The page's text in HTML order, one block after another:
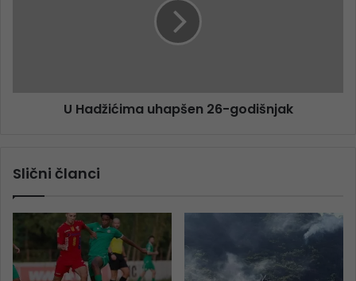
U Hadžićima uhapšen 26-godišnjak
Slični članci